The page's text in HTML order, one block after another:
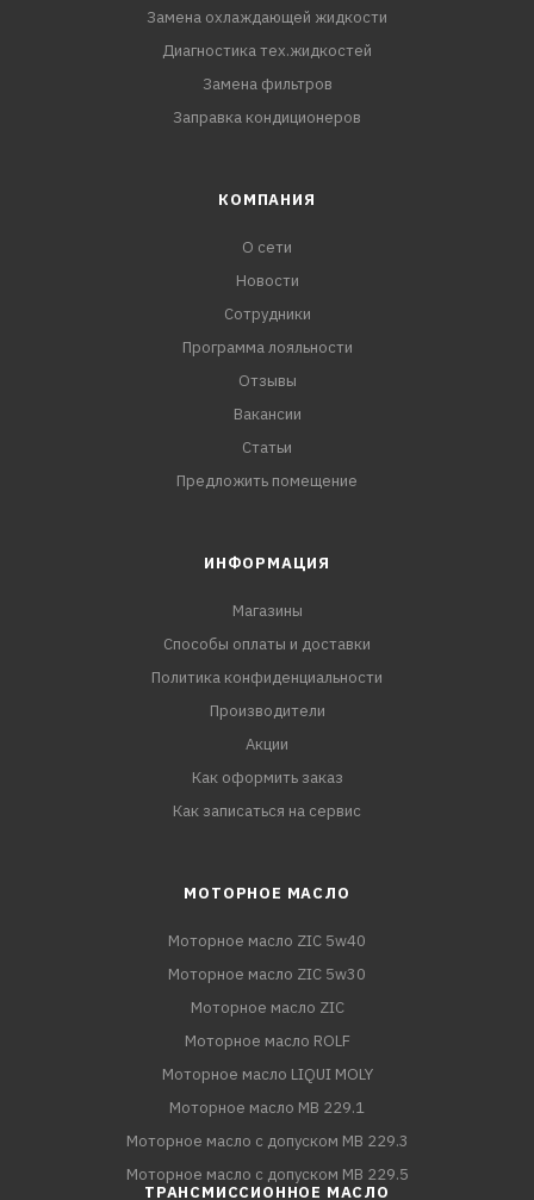
Замена охлаждающей жидкости
Диагностика тех.жидкостей
Замена фильтров
Заправка кондиционеров
КОМПАНИЯ
О сети
Новости
Сотрудники
Программа лояльности
Отзывы
Вакансии
Статьи
Предложить помещение
ИНФОРМАЦИЯ
Магазины
Способы оплаты и доставки
Политика конфиденциальности
Производители
Акции
Как оформить заказ
Как записаться на сервис
МОТОРНОЕ МАСЛО
Моторное масло ZIC 5w40
Моторное масло ZIC 5w30
Моторное масло ZIC
Моторное масло ROLF
Моторное масло LIQUI MOLY
Моторное масло MB 229.1
Моторное масло с допуском MB 229.3
Моторное масло с допуском MB 229.5
ТРАНСМИССИОННОЕ МАСЛО